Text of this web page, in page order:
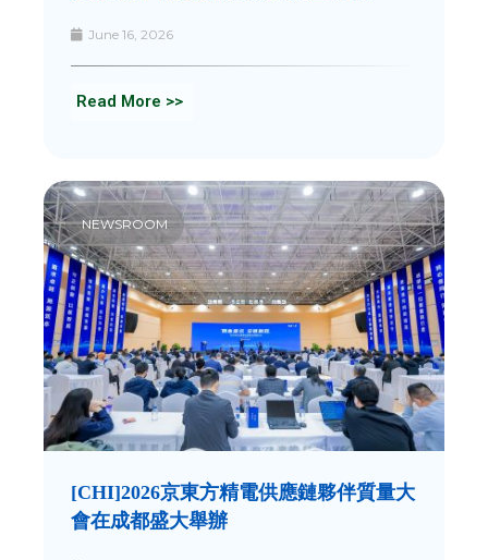
June 16, 2026
Read More >>
NEWSROOM
[CHI]2026京東方精電供應鏈夥伴質量大
會在成都盛大舉辦